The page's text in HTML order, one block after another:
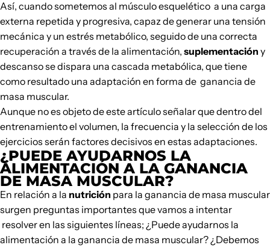
Así, cuando sometemos al músculo esquelético a una carga
externa repetida y progresiva, capaz de generar una tensión
mecánica y un estrés metabólico, seguido de una correcta
recuperación a través de la alimentación, suplementación y
descanso se dispara una cascada metabólica, que tiene
como resultado una adaptación en forma de ganancia de
masa muscular.
Aunque no es objeto de este artículo señalar que dentro del
entrenamiento el volumen, la frecuencia y la selección de los
ejercicios serán factores decisivos en estas adaptaciones.
¿PUEDE AYUDARNOS LA
ALIMENTACIÓN A LA GANANCIA
DE MASA MUSCULAR?
En relación a la nutrición para la ganancia de masa muscular
surgen preguntas importantes que vamos a intentar
resolver en las siguientes líneas; ¿Puede ayudarnos la
alimentación a la ganancia de masa muscular? ¿Debemos